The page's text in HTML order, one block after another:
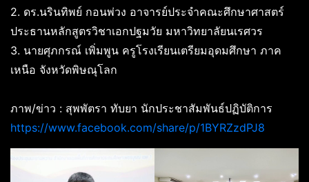
2. ดร.นรินทิพย์ กอนพ่วง อาจารย์ประจำคณะศึกษาศาสตร์
ประธานหลักสูตรวิชาเอกปฐมวัย มหาวิทยาลัยนเรศวร
3. นายศุภกรณ์ เพิ่มพูน ครูโรงเรียนเตรียมอุดมศึกษา ภาค
เหนือ จังหวัดพิษณุโลก
ภาพ/ข่าว : สุพพัตรา ทับยา นักประชาสัมพันธ์ปฏิบัติการ
https://www.facebook.com/share/p/1BYRZzdPJ8